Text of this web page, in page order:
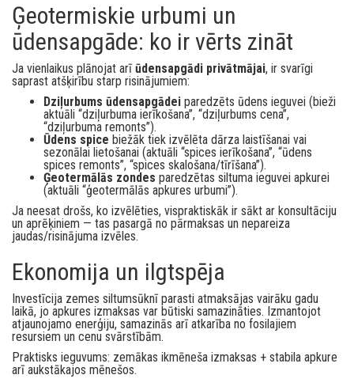
Ģeotermiskie urbumi un
ūdensapgāde: ko ir vērts zināt
Ja vienlaikus plānojat arīūdensapgādi privātmājai, ir svarīgi
saprast atšķirību starp risinājumiem:
Dziļurbums ūdensapgādei paredzēts ūdens ieguvei (bieži
aktuāli “dziļurbuma ierīkošana”, “dziļurbums cena”,
“dziļurbuma remonts”).
Ūdens spice biežāk tiek izvēlēta dārza laistīšanai vai
sezonālai lietošanai (aktuāli “spices ierīkošana”, “ūdens
spices remonts”, “spices skalošana/tīrīšana”).
Ģeotermālās zondes paredzētas siltuma ieguvei apkurei
(aktuāli “ģeotermālās apkures urbumi”).
Ja neesat drošs, ko izvēlēties, vispraktiskāk ir sākt ar konsultāciju
un aprēķiniem — tas pasargā no pārmaksas un nepareiza
jaudas/risinājuma izvēles.
Ekonomija un ilgtspēja
Investīcija zemes siltumsūknī parasti atmaksājas vairāku gadu
laikā, jo apkures izmaksas var būtiski samazināties. Izmantojot
atjaunojamo enerģiju, samazinās arī atkarība no fosilajiem
resursiem un cenu svārstībām.
Praktisks ieguvums: zemākas ikmēneša izmaksas + stabila apkure
arī aukstākajos mēnešos.